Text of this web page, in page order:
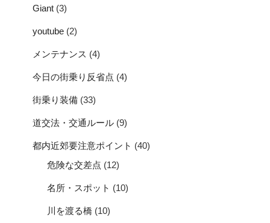
Giant (3)
youtube (2)
メンテナンス (4)
今日の街乗り反省点 (4)
街乗り装備 (33)
道交法・交通ルール (9)
都内近郊要注意ポイント (40)
危険な交差点 (12)
名所・スポット (10)
川を渡る橋 (10)